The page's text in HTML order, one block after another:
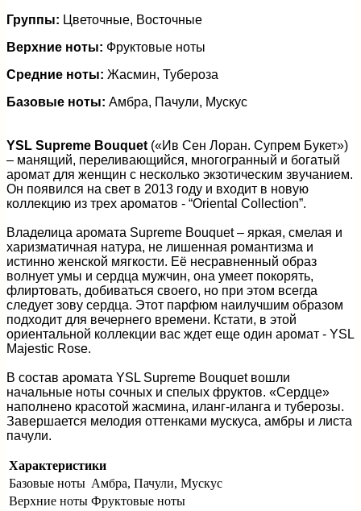
Группы: Цветочные, Восточные
Верхние ноты: Фруктовые ноты
Средние ноты: Жасмин, Тубероза
Базовые ноты: Амбра, Пачули, Мускус
YSL Supreme Bouquet («Ив Сен Лоран. Супрем Букет»)
– манящий, переливающийся, многогранный и богатый
аромат для женщин с несколько экзотическим звучанием.
Он появился на свет в 2013 году и входит в новую
коллекцию из трех ароматов - “Oriental Collection”.
Владелица аромата Supreme Bouquet – яркая, смелая и
харизматичная натура, не лишенная романтизма и
истинно женской мягкости. Её несравненный образ
волнует умы и сердца мужчин, она умеет покорять,
флиртовать, добиваться своего, но при этом всегда
следует зову сердца. Этот парфюм наилучшим образом
подходит для вечернего времени. Кстати, в этой
ориентальной коллекции вас ждет еще один аромат - YSL
Majestic Rose.
В состав аромата YSL Supreme Bouquet вошли
начальные ноты сочных и спелых фруктов. «Сердце»
наполнено красотой жасмина, иланг-иланга и туберозы.
Завершается мелодия оттенками мускуса, амбры и листа
пачули.
Характеристики
Базовые ноты Амбра, Пачули, Мускус
Верхние ноты Фруктовые ноты